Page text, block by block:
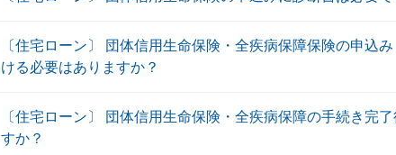
〔住宅ローン〕 団体信用生命保険・全疾病保障保険の申込
ける必要はありますか？
〔住宅ローン〕 団体信用生命保険・全疾病保障の手続き完
すか？